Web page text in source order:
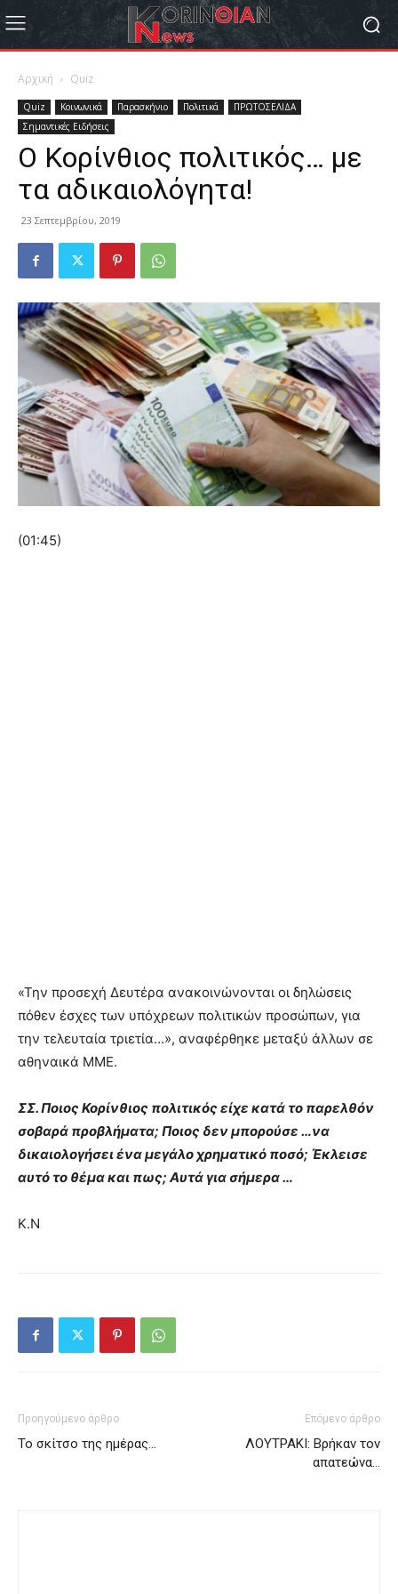
Αρχική Quiz
Quiz Κοινωνικά Παρασκήνιο Πολιτικά
ΠΡΩΤΟΣΕΛΙΔΑ
Σημαντικές Ειδήσεις
Ο Κορίνθιος πολιτικός… με
τα αδικαιολόγητα!
23 Σεπτεμβρίου, 2019
(01:45)
«Την προσεχή Δευτέρα ανακοινώνονται οι δηλώσεις
πόθεν έσχες των υπόχρεων πολιτικών προσώπων, για
την τελευταία τριετία…», αναφέρθηκε μεταξύ άλλων σε
αθηναικά ΜΜΕ.
ΣΣ. Ποιος Κορίνθιος πολιτικός είχε κατά το παρελθόν
σοβαρά προβλήματα; Ποιος δεν μπορούσε …να
δικαιολογήσει ένα μεγάλο χρηματικό ποσό; Έκλεισε
αυτό το θέμα και πως; Αυτά για σήμερα …
Κ.Ν
Προηγούμενο άρθρο
Το σκίτσο της ημέρας…
Επόμενο άρθρο
ΛΟΥΤΡΑΚΙ: Βρήκαν τον
απατεώνα…